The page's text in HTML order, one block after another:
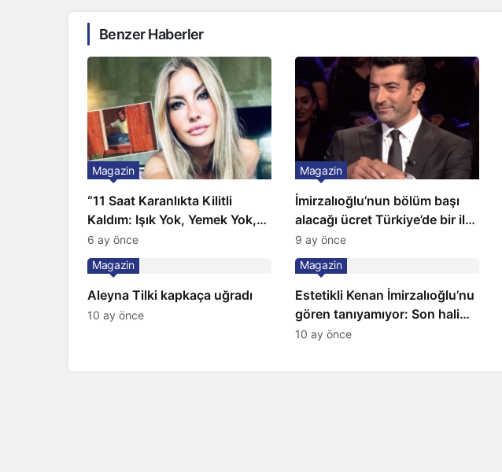
Benzer Haberler
“11 Saat Karanlıkta Kilitli
Kaldım: Işık Yok, Yemek Yok,
Tuvalet Yok!” Çağla Şikel’den
Şok İtiraf
Magazin
6 ay önce
İmirzalıoğlu’nun bölüm başı
alacağı ücret Türkiye’de bir ilk:
Gözünü 2 ilçeye dikti!
Magazin
9 ay önce
Aleyna Tilki kapkaça uğradı
Magazin
10 ay önce
Estetikli Kenan İmirzalıoğlu’nu
gören tanıyamıyor: Son hali
şaşırttı
Magazin
10 ay önce